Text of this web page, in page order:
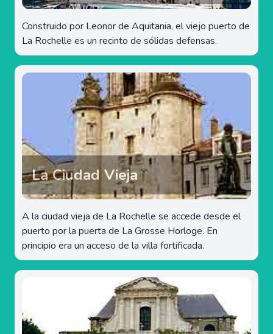
Construido por Leonor de Aquitania, el viejo puerto de
La Rochelle es un recinto de sólidas defensas.
La Ciudad Vieja
A la ciudad vieja de La Rochelle se accede desde el
puerto por la puerta de La Grosse Horloge. En
principio era un acceso de la villa fortificada.